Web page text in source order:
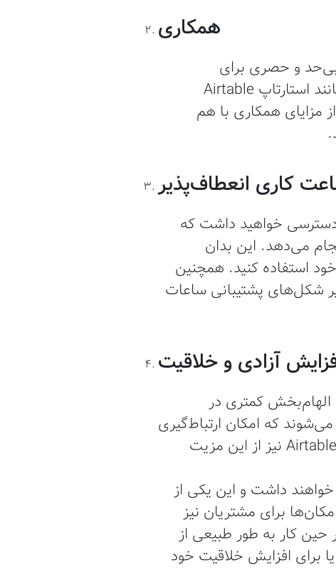
همکاری
بی‌حد و حصری برای
تلاش‌های مشترک و گسترده سازی شبکه‌سازی وجود دارد. شرکت‌های مختلف مانند استارتاپ Airtable
مزایای همکاری با هم
کاری انعطاف‌پذیر
دسترسی خواهید داشت که
می‌دهد. این بدان
خود استفاده کنید. همچنین
شکل‌های پشتیبانی ساعات
آزادی و خلاقیت
الهام‌بخش کمتری در
که امکان ارتباط‌گیری
با سایرین بیشتر باشد و افراد بتوانند از یکدیگر کمک بگیرند. بنابراین، استارتاپ Airtable نیز از این مزیت
داشت و این یکی از
برای مشتریان نیز
حین کار به طور طبیعی از
برای افزایش خلاقیت خود